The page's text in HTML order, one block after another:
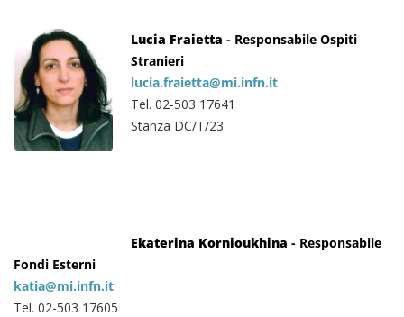
Lucia Fraietta - Responsabile Ospiti
Stranieri
lucia.fraietta@mi.infn.it
Tel. 02-503 17641
Stanza DC/T/23
Ekaterina Kornioukhina - Responsabile
Fondi Esterni
katia@mi.infn.it
Tel. 02-503 17605